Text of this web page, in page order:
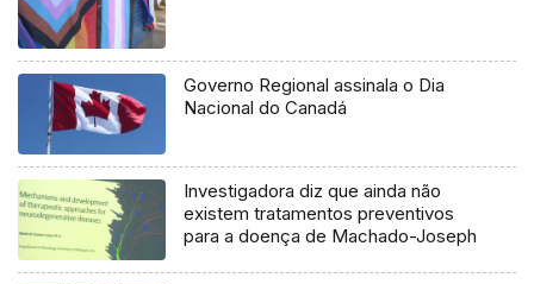
Governo Regional assinala o Dia
Nacional do Canadá
Investigadora diz que ainda não
existem tratamentos preventivos
para a doença de Machado-Joseph